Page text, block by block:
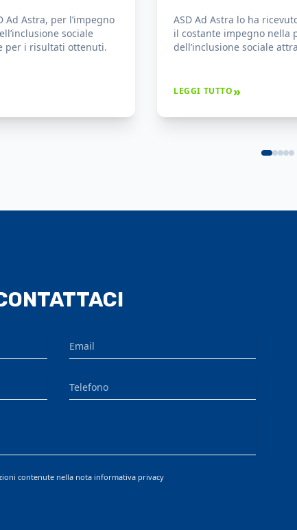
il Sesto d'Oro per
nella promozione
attraverso lo sport e
Il settore sportivo ha visto
della benemerenza
Astra, attiva nella
LEGGI TUTTO»
Email
Telefono
contenute nella nota informativa privacy